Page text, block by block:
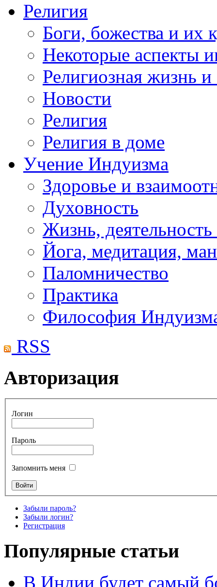
Религия
Боги, божества и их
Некоторые аспекты
Религиозная жизнь
Новости
Религия
Религия в доме
Учение Индуизма
Здоровье и
Духовность
Жизнь, деятельность
Йога, медитация,
Паломничество
Практика
Философия
RSS
Авторизация
Логин
Пароль
Запомнить меня
Забыли пароль?
Забыли логин?
Регистрация
Популярные статьи
В Индии будет самый